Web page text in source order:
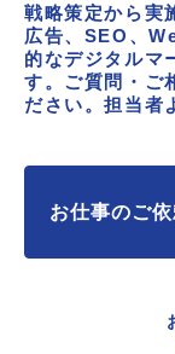
戦略策定から実
広告、 SEO、
的なデジタルマ
す。 ご質問・ご
ださい。担当者
お仕事のご